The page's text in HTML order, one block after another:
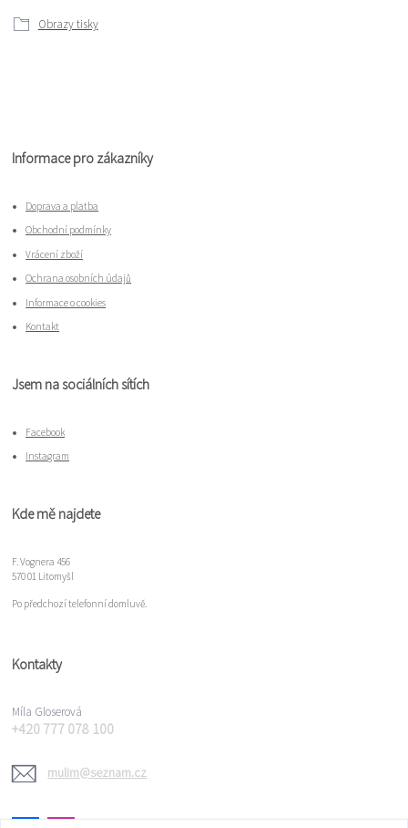
Obrazy tisky
Informace pro zákazníky
Doprava a platba
Obchodní podmínky
Vrácení zboží
Ochrana osobních údajů
Informace o cookies
Kontakt
Jsem na sociálních sítích
Facebook
Instagram
Kde mě najdete
F. Vognera 456
570 01 Litomyšl
Po předchozí telefonní domluvě.
Kontakty
Míla Gloserová
+420 777 078 100
mulim@seznam.cz